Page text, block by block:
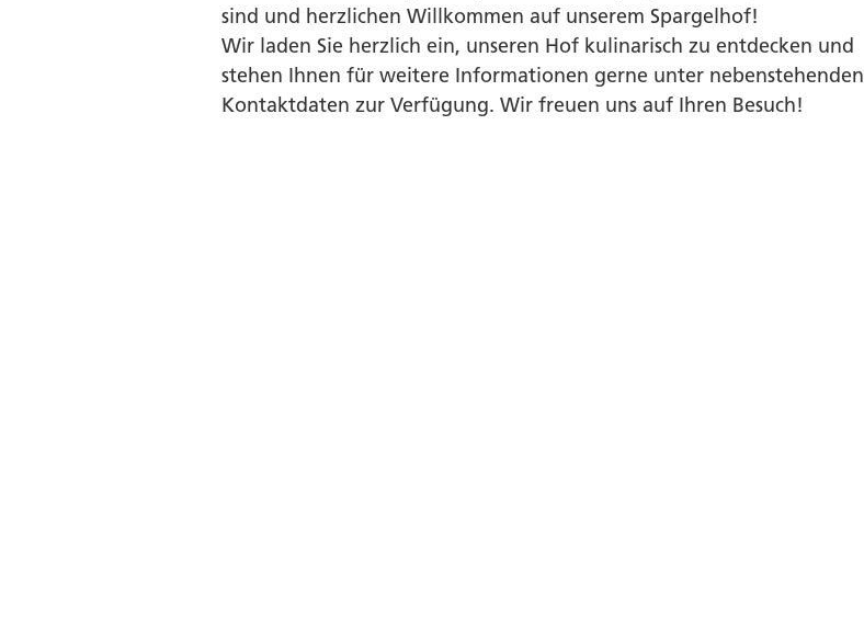
sind und herzlichen Willkommen auf unserem Spargelhof!
Wir laden Sie herzlich ein, unseren Hof kulinarisch zu entdecken und
stehen Ihnen für weitere Informationen gerne unter nebenstehenden
Kontaktdaten zur Verfügung. Wir freuen uns auf Ihren Besuch!